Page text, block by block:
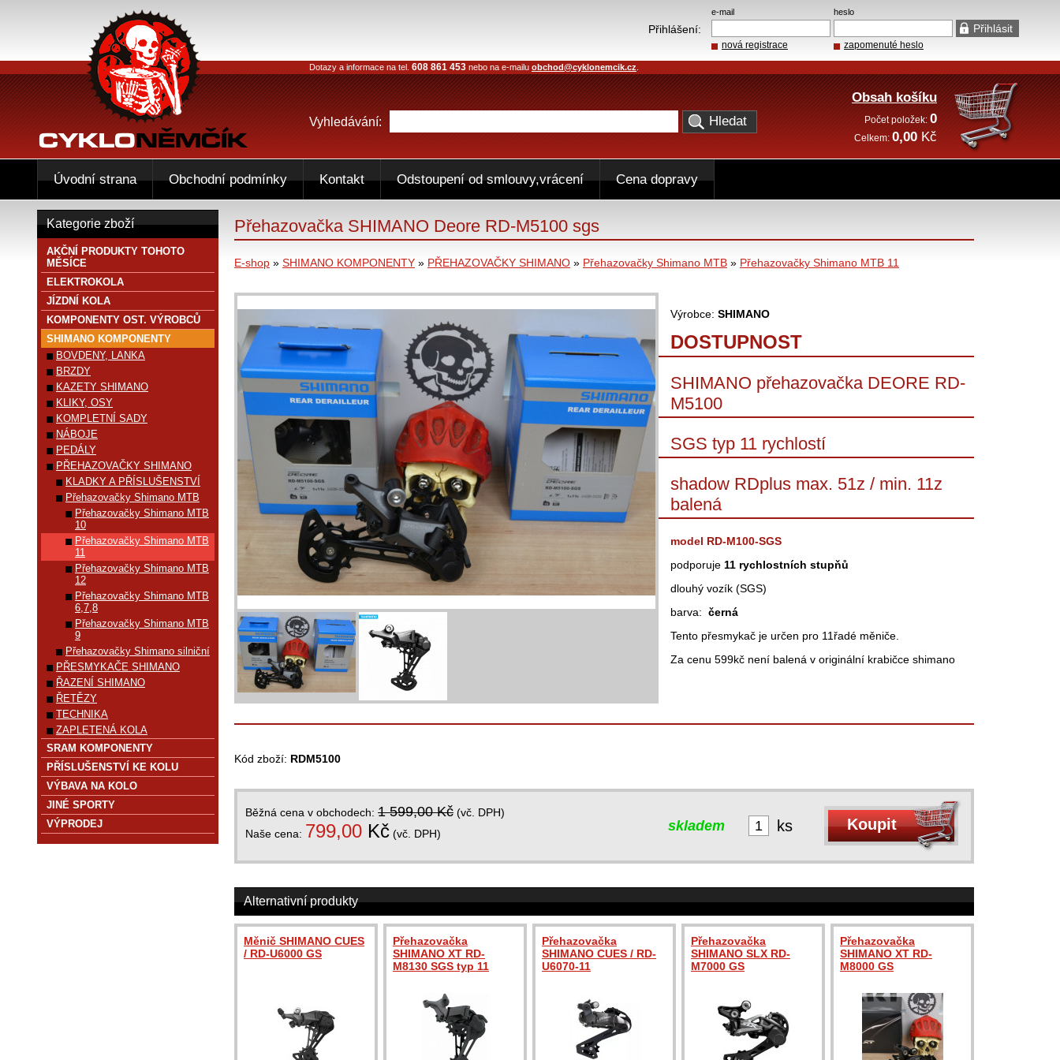
Přehazovačka SHIMANO Deore RD-M5100 sgs
E-shop » SHIMANO KOMPONENTY » PŘEHAZOVAČKY SHIMANO » Přehazovačky Shimano MTB » Přehazovačky Shimano MTB 11
Výrobce: SHIMANO
DOSTUPNOST
SHIMANO přehazovačka DEORE RD-
M5100
SGS typ 11 rychlostí
shadow RDplus max. 51z / min. 11z
balená
model RD-M100-SGS
podporuje 11 rychlostních stupňů
dlouhý vozík (SGS)
barva: černá
Tento přesmykač je určen pro 11řadé měniče.
Za cenu 599kč není balená v originální krabičce shimano
Kód zboží: RDM5100
Běžná cena v obchodech: 1 599,00 Kč (vč. DPH)
Naše cena: 799,00 Kč (vč. DPH) ks
skladem
Alternativní produkty
Měnič SHIMANO CUES
/ RD-U6000 GS
Přehazovačka
SHIMANO XT RD-
M8130 SGS typ 11
Přehazovačka
SHIMANO CUES / RD-
U6070-11
Přehazovačka
SHIMANO SLX RD-
M7000 GS
Přehazovačka
SHIMANO XT RD-
M8000 GS
Kategorie zboží
AKČNÍ PRODUKTY TOHOTO
MĚSÍCE
ELEKTROKOLA
JÍZDNÍ KOLA
KOMPONENTY OST. VÝROBCŮ
SHIMANO KOMPONENTY
BOVDENY, LANKA
BRZDY
KAZETY SHIMANO
KLIKY, OSY
KOMPLETNÍ SADY
NÁBOJE
PEDÁLY
PŘEHAZOVAČKY SHIMANO
KLADKY A PŘÍSLUŠENSTVÍ
Přehazovačky Shimano MTB
Přehazovačky Shimano MTB
10
Přehazovačky Shimano MTB
11
Přehazovačky Shimano MTB
12
Přehazovačky Shimano MTB
6,7,8
Přehazovačky Shimano MTB
9
Přehazovačky Shimano silniční
PŘESMYKAČE SHIMANO
ŘAZENÍ SHIMANO
ŘETĚZY
TECHNIKA
ZAPLETENÁ KOLA
SRAM KOMPONENTY
PŘÍSLUŠENSTVÍ KE KOLU
VÝBAVA NA KOLO
JINÉ SPORTY
VÝPRODEJ
e-mail heslo
Přihlášení:
nová registrace zapomenuté heslo
Dotazy a informace na tel. 608 861 453 nebo na e-mailu obchod@cyklonemcik.cz
Vyhledávání:
Obsah košíku
Počet položek:0
Celkem: 0,00 Kč
Úvodní strana Obchodní podmínky Kontakt Odstoupení od smlouvy,vrácení Cena dopravy